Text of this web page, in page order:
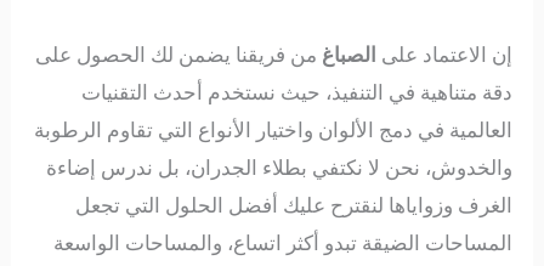
إن الاعتماد على الصباغ من فريقنا يضمن لك الحصول على
دقة متناهية في التنفيذ، حيث نستخدم أحدث التقنيات
العالمية في دمج الألوان واختيار الأنواع التي تقاوم الرطوبة
والخدوش، نحن لا نكتفي بطلاء الجدران، بل ندرس إضاءة
الغرف وزواياها لنقترح عليك أفضل الحلول التي تجعل
المساحات الضيقة تبدو أكثر اتساع، والمساحات الواسعة